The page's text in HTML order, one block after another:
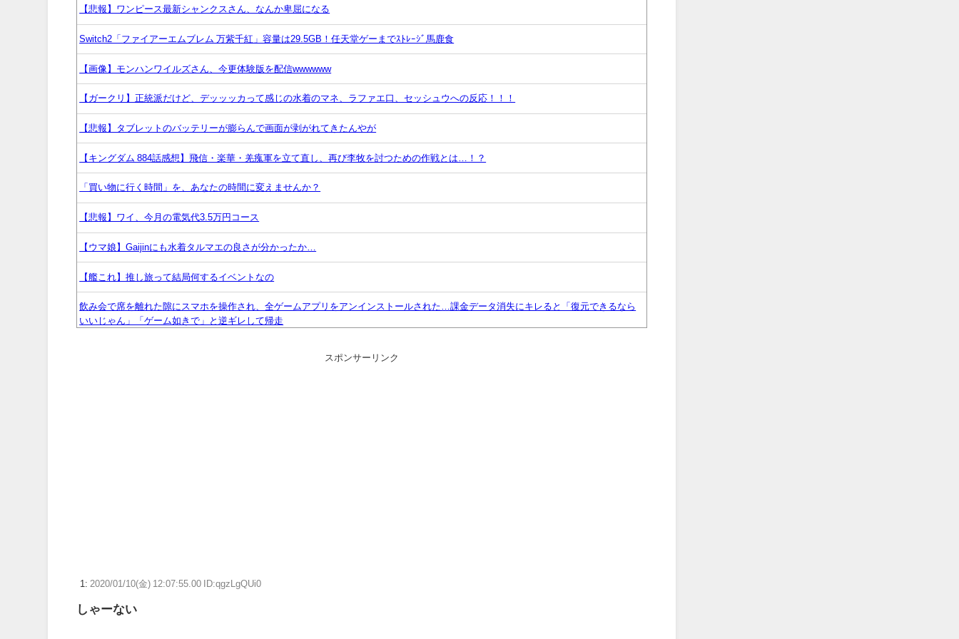
【悲報】ワンピース最新シャンクスさん、なんか卑屈になる
Switch2「ファイアーエムブレム 万紫千紅」容量は29.5GB！任天堂ゲーまでｽﾄﾚｰｼﾞ馬鹿食
【画像】モンハンワイルズさん、今更体験版を配信wwwwww
【ガークリ】正統派だけど、デッッッカって感じの水着のマネ、ラファエ口、セッシュウへの反応！！！
【悲報】タブレットのバッテリーが膨らんで画面が剥がれてきたんやが
【キングダム 884話感想】飛信・楽華・羌瘣軍を立て直し、再び李牧を討つための作戦とは…！？
「買い物に行く時間」を、あなたの時間に変えませんか？
【悲報】ワイ、今月の電気代3.5万円コース
【ウマ娘】Gaijinにも水着タルマエの良さが分かったか…
【艦これ】推し旅って結局何するイベントなの
飲み会で席を離れた隙にスマホを操作され、全ゲームアプリをアンインストールされた…課金データ消失にキレると「復元できるなら
いいじゃん」「ゲーム如きで」と逆ギレして帰走
スポンサーリンク
1: 2020/01/10(金) 12:07:55.00 ID:qgzLgQUi0
しゃーない